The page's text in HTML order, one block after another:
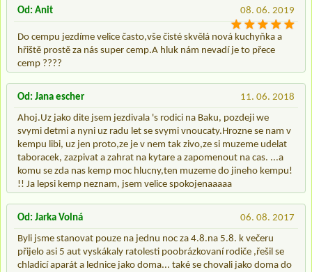
08. 06. 2019
Od: Anit
Do cempu jezdíme velice často,vše čisté skvělá nová kuchyňka a
hřiště prostě za nás super cemp.A hluk nám nevadí je to přece
cemp ????
11. 06. 2018
Od: Jana escher
Ahoj.Uz jako dite jsem jezdivala 's rodici na Baku, pozdeji we
svymi detmi a nyni uz radu let se svymi vnoucaty.Hrozne se nam v
kempu libi, uz jen proto,ze je v nem tak zivo,ze si muzeme udelat
taboracek, zazpivat a zahrat na kytare a zapomenout na cas. ...a
komu se zda nas kemp moc hlucny,ten muzeme do jineho kempu!
!! Ja lepsi kemp neznam, jsem velice spokojenaaaaa
06. 08. 2017
Od: Jarka Volná
Byli jsme stanovat pouze na jednu noc za 4.8.na 5.8. k večeru
přijelo asi 5 aut vyskákaly ratolesti poobrázkovaní rodiče ,řešil se
chladicí aparát a lednice jako doma... také se chovali jako doma do